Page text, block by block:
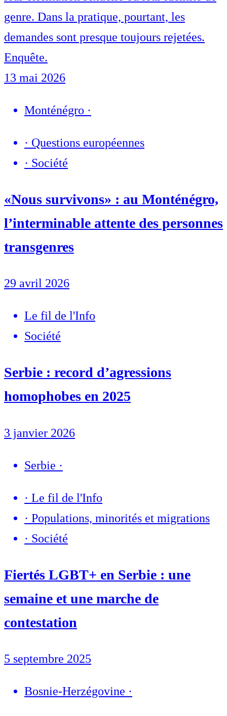
genre. Dans la pratique, pourtant, les
demandes sont presque toujours rejetées.
Enquête.
13 mai 2026
Monténégro ·
· Questions européennes
· Société
«Nous survivons» : au Monténégro,
l’interminable attente des personnes
transgenres
29 avril 2026
Le fil de l'Info
Société
Serbie : record d’agressions
homophobes en 2025
3 janvier 2026
Serbie ·
· Le fil de l'Info
· Populations, minorités et migrations
· Société
Fiertés LGBT+ en Serbie : une
semaine et une marche de
contestation
5 septembre 2025
Bosnie-Herzégovine ·